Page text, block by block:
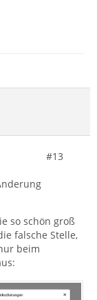
#13
so schön groß
falsche Stelle,
beim